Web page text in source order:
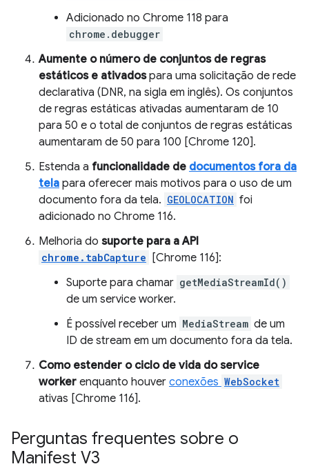
Adicionado no Chrome 118 para
chrome.debugger
Aumente o número de conjuntos de regras
estáticos e ativadospara uma solicitação de rede
declarativa (DNR, na sigla em inglês). Os conjuntos
de regras estáticas ativadas aumentaram de 10
para 50 e o total de conjuntos de regras estáticas
aumentaram de 50 para 100 [Chrome 120].
Estenda a funcionalidade de documentos fora da
tela para oferecer mais motivos para o uso de um
documento fora da tela. GEOLOCATION foi
adicionado no Chrome 116.
Melhoria do suporte para a API
chrome.tabCapture
[Chrome 116]:
Suporte para chamar getMediaStreamId()
de um service worker.
É possível receber um MediaStream de um
ID de stream em um documento fora da tela.
Como estender o ciclo de vida do service
worker enquanto houver conexões WebSocket
ativas [Chrome 116].
Perguntas frequentes sobre o
Manifest V3